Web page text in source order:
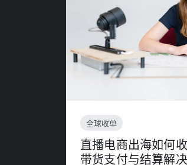
全球收单
直播电商出海如何
带货支付与结算解